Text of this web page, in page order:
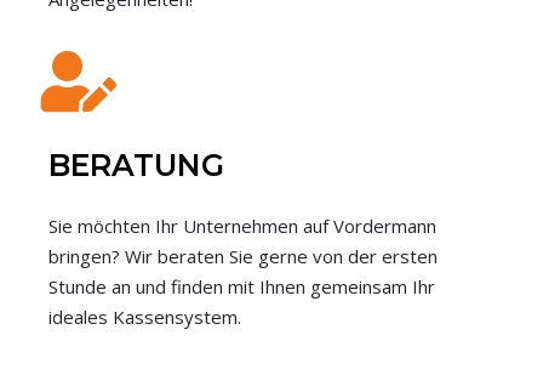
BERATUNG
Sie möchten Ihr Unternehmen auf Vordermann
bringen? Wir beraten Sie gerne von der ersten
Stunde an und finden mit Ihnen gemeinsam Ihr
ideales Kassensystem.